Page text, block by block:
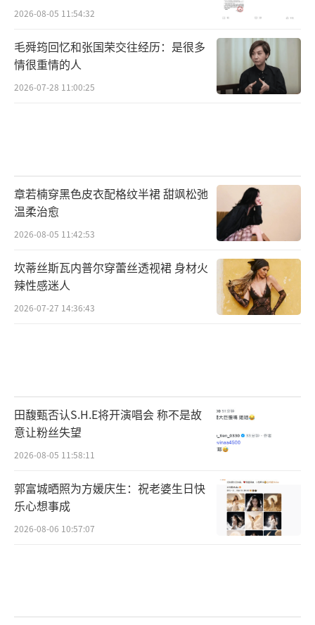
2026-08-05 11:54:32
毛舜筠回忆和张国荣交往经历：是很多
情很重情的人
2026-07-28 11:00:25
章若楠穿黑色皮衣配格纹半裙 甜飒松弛
温柔治愈
2026-08-05 11:42:53
坎蒂丝斯瓦内普尔穿蕾丝透视裙 身材火
辣性感迷人
2026-07-27 14:36:43
田馥甄否认S.H.E将开演唱会 称不是故
意让粉丝失望
2026-08-05 11:58:11
郭富城晒照为方媛庆生：祝老婆生日快
乐心想事成
2026-08-06 10:57:07